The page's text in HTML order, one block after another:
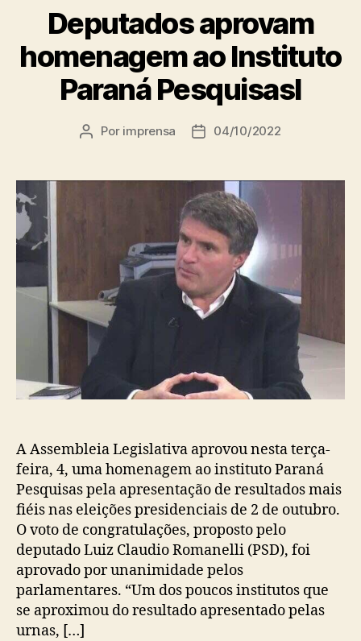
Deputados aprovam
homenagem ao Instituto
Paraná PesquisasI
Autor
Por imprensa
Data04/10/2022
A Assembleia Legislativa aprovou nesta terça-
feira, 4, uma homenagem ao instituto Paraná
Pesquisas pela apresentação de resultados mais
fiéis nas eleições presidenciais de 2 de outubro.
O voto de congratulações, proposto pelo
deputado Luiz Claudio Romanelli (PSD), foi
aprovado por unanimidade pelos
parlamentares. “Um dos poucos institutos que
se aproximou do resultado apresentado pelas
urnas, […]